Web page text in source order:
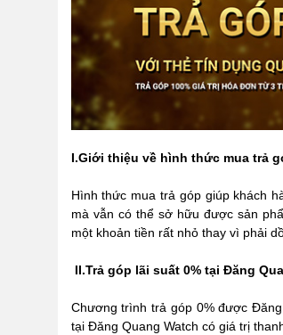
I.Giới thiệu về hình thức mua trả
Hình thức mua trả góp giúp khách
mà vẫn có thể sở hữu được sản
một khoản tiền rất nhỏ thay vì phải
II.Trả góp lãi suất 0% tại Đăng
Chương trình trả góp 0% được
tại Đăng Quang Watch có giá trị